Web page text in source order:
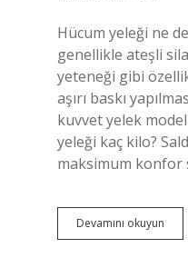
Hücum yeleği ne
genellikle ateşli
yeteneği gibi
aşırı baskı
kuvvet yelek
yeleği kaç kilo?
maksimum konfor
Devamını okuyun